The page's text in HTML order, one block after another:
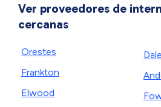
Ver proveedores de
cercanas
Orestes
Frankton
Elwood